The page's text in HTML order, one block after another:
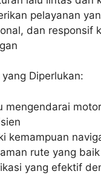
pelayanan
dan responsif
Diperlukan:
mengendarai
kemampuan
rute yang baik
yang efektif